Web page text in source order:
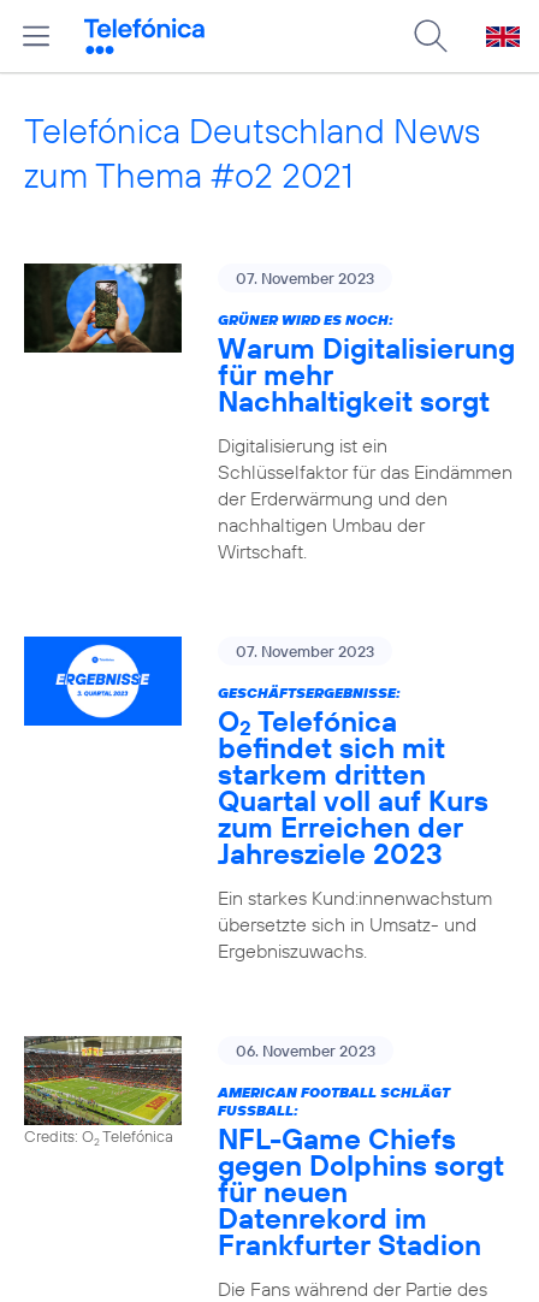
Telefónica Deutschland News
zum Thema #o2 2021
07. November 2023
GRÜNER WIRD ES NOCH:
Warum Digitalisierung
für mehr
Nachhaltigkeit sorgt
Digitalisierung ist ein
Schlüsselfaktor für das Eindämmen
der Erderwärmung und den
nachhaltigen Umbau der
Wirtschaft.
07. November 2023
GESCHÄFTSERGEBNISSE:
O2 Telefónica
befindet sich mit
starkem dritten
Quartal voll auf Kurs
zum Erreichen der
Jahresziele 2023
Ein starkes Kund:innenwachstum
übersetzte sich in Umsatz- und
Ergebniszuwachs.
Credits: O2Telefónica
06. November 2023
AMERICAN FOOTBALL SCHLÄGT
FUSSBALL:
NFL-Game Chiefs
gegen Dolphins sorgt
für neuen
Datenrekord im
Frankfurter Stadion
Die Fans während der Partie des